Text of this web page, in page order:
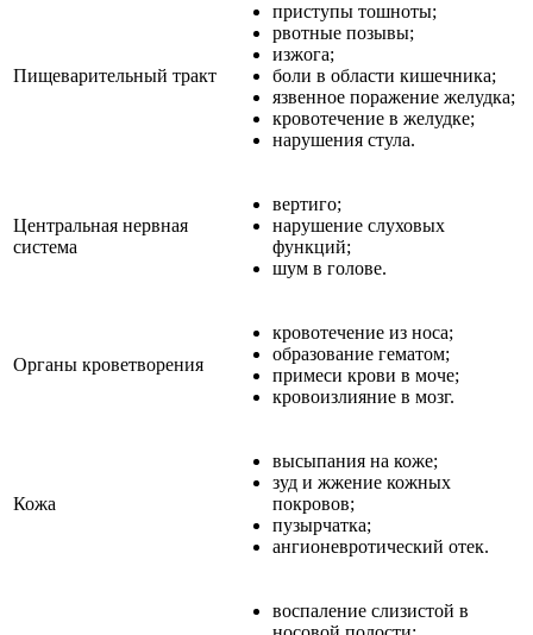
Пищеварительный тракт
приступы тошноты;
рвотные позывы;
изжога;
боли в области кишечника;
язвенное поражение желудка;
кровотечение в желудке;
нарушения стула.
Центральная нервная
система
вертиго;
нарушение слуховых
функций;
шум в голове.
Органы кроветворения
кровотечение из носа;
образование гематом;
примеси крови в моче;
кровоизлияние в мозг.
Кожа
высыпания на коже;
зуд и жжение кожных
покровов;
пузырчатка;
ангионевротический отек.
воспаление слизистой в